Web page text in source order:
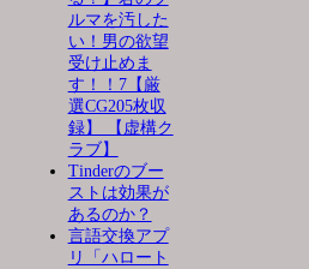
ルマを汚した
い！男の欲望
受け止めま
す！！7【厳
選CG205枚収
録】 【虚構ク
ラブ】
Tinderのブー
ストは効果が
あるのか？
言語交換アプ
リ「ハロート